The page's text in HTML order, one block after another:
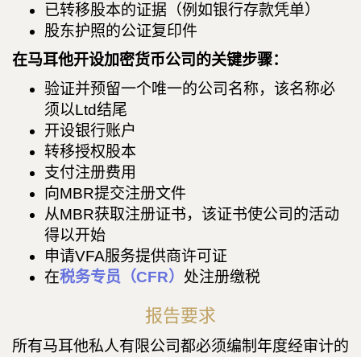
已转移股本的证据（例如银行存款凭单）
股东护照的公证复印件
在马耳他开设加密货币公司的关键步骤：
验证并预留一个唯一的公司名称，该名称必
须以Ltd结尾
开设银行账户
转移授权股本
支付注册费用
向MBR提交注册文件
从MBR获取注册证书，该证书使公司的活动
得以开始
申请VFA服务提供商许可证
在税务专员（CFR） 处注册缴税
报告要求
所有马耳他私人有限公司都必须编制年度经审计的